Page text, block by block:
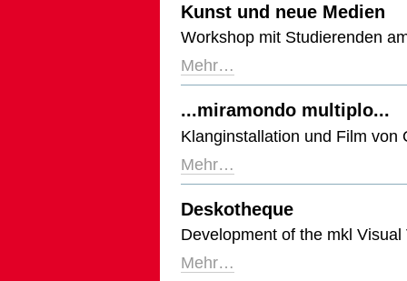
Kunst und neue Medien
Workshop mit Studierenden
Mehr…
...miramondo multiplo...
Klanginstallation und Film von
Mehr…
Deskotheque
Development of the mkl
Mehr…